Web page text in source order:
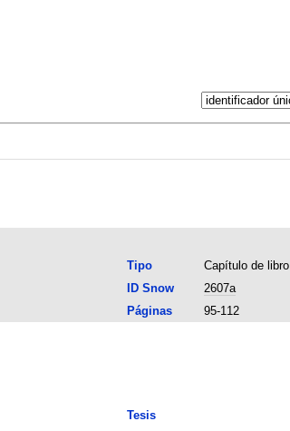
Tipo
Capítulo de libro
ID Snow
2607a
Páginas
95-112
Tesis